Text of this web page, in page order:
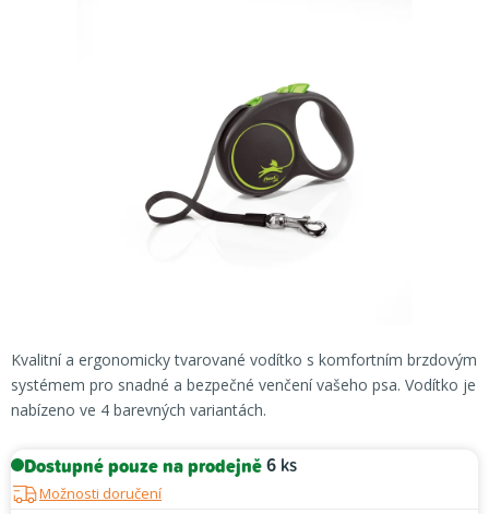
Kvalitní a ergonomicky tvarované vodítko s komfortním brzdovým
systémem pro snadné a bezpečné venčení vašeho psa. Vodítko je
nabízeno ve 4 barevných variantách.
Dostupné pouze na prodejně6 ks
Možnosti doručení